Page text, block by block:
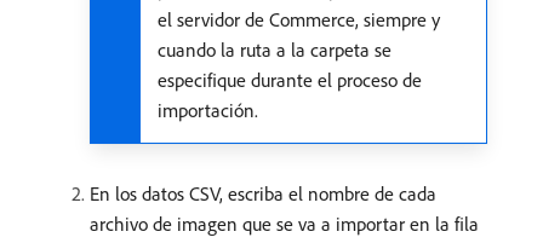
el servidor de Commerce, siempre y
cuando la ruta a la carpeta se
especifique durante el proceso de
importación.
En los datos CSV, escriba el nombre de cada
archivo de imagen que se va a importar en la fila